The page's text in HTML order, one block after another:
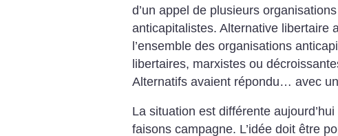
d’un appel de plusieurs
anticapitalistes. Alternative libertaire
l’ensemble des organisations
libertaires, marxistes ou
Alternatifs avaient répondu… avec
La situation est différente
faisons campagne. L’idée doit être